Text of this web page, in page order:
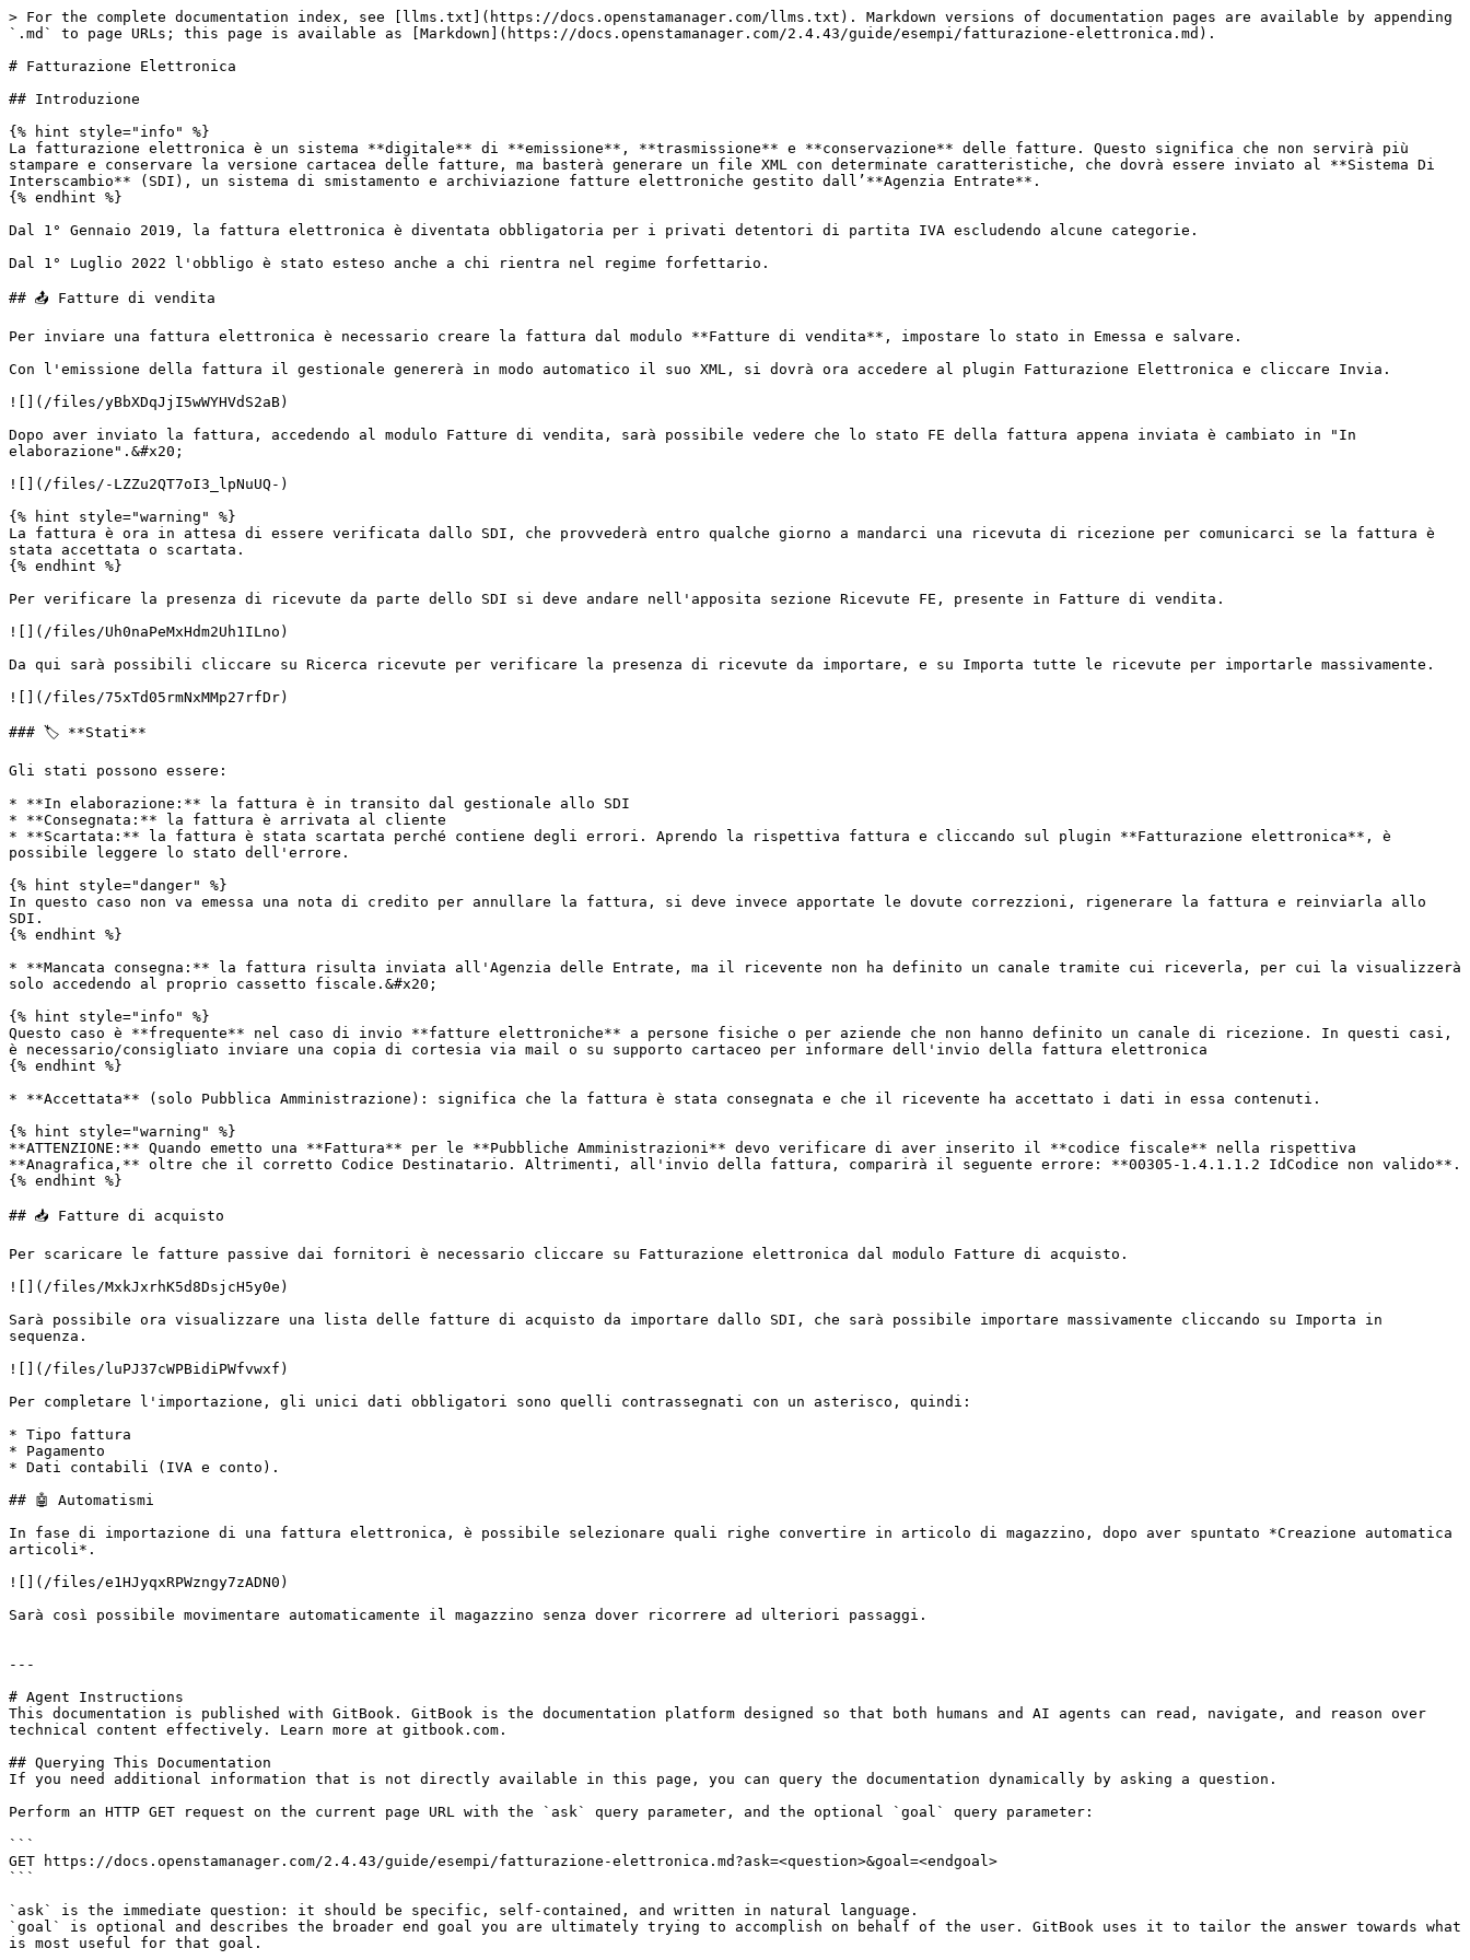
> For the complete documentation index, see [llms.txt](https://docs.openstamanager.com/llms.txt). Markdown versions of documentation pages are available by appending
`.md` to page URLs; this page is available as [Markdown](https://docs.openstamanager.com/2.4.43/guide/esempi/fatturazione-elettronica.md).
# Fatturazione Elettronica
## Introduzione
{% hint style="info" %}
La fatturazione elettronica è un sistema **digitale** di **emissione**, **trasmissione** e **conservazione** delle fatture. Questo significa che non servirà più
stampare e conservare la versione cartacea delle fatture, ma basterà generare un file XML con determinate caratteristiche, che dovrà essere inviato al **Sistema Di
Interscambio** (SDI), un sistema di smistamento e archiviazione fatture elettroniche gestito dall’**Agenzia Entrate**.
{% endhint %}
Dal 1° Gennaio 2019, la fattura elettronica è diventata obbligatoria per i privati detentori di partita IVA escludendo alcune categorie.
Dal 1° Luglio 2022 l'obbligo è stato esteso anche a chi rientra nel regime forfettario.
## 📤 Fatture di vendita
Per inviare una fattura elettronica è necessario creare la fattura dal modulo **Fatture di vendita**, impostare lo stato in Emessa e salvare.
Con l'emissione della fattura il gestionale genererà in modo automatico il suo XML, si dovrà ora accedere al plugin Fatturazione Elettronica e cliccare Invia.
![](/files/yBbXDqJjI5wWYHVdS2aB)
Dopo aver inviato la fattura, accedendo al modulo Fatture di vendita, sarà possibile vedere che lo stato FE della fattura appena inviata è cambiato in "In
elaborazione".&#x20;
![](/files/-LZZu2QT7oI3_lpNuUQ-)
{% hint style="warning" %}
La fattura è ora in attesa di essere verificata dallo SDI, che provvederà entro qualche giorno a mandarci una ricevuta di ricezione per comunicarci se la fattura è
stata accettata o scartata.
{% endhint %}
Per verificare la presenza di ricevute da parte dello SDI si deve andare nell'apposita sezione Ricevute FE, presente in Fatture di vendita.
![](/files/Uh0naPeMxHdm2Uh1ILno)
Da qui sarà possibili cliccare su Ricerca ricevute per verificare la presenza di ricevute da importare, e su Importa tutte le ricevute per importarle massivamente.
![](/files/75xTd05rmNxMMp27rfDr)
### 🏷️ **Stati**
Gli stati possono essere:
* **In elaborazione:** la fattura è in transito dal gestionale allo SDI
* **Consegnata:** la fattura è arrivata al cliente
* **Scartata:** la fattura è stata scartata perché contiene degli errori. Aprendo la rispettiva fattura e cliccando sul plugin **Fatturazione elettronica**, è
possibile leggere lo stato dell'errore.
{% hint style="danger" %}
In questo caso non va emessa una nota di credito per annullare la fattura, si deve invece apportate le dovute correzzioni, rigenerare la fattura e reinviarla allo
SDI.
{% endhint %}
* **Mancata consegna:** la fattura risulta inviata all'Agenzia delle Entrate, ma il ricevente non ha definito un canale tramite cui riceverla, per cui la visualizzerà
solo accedendo al proprio cassetto fiscale.&#x20;
{% hint style="info" %}
Questo caso è **frequente** nel caso di invio **fatture elettroniche** a persone fisiche o per aziende che non hanno definito un canale di ricezione. In questi casi,
è necessario/consigliato inviare una copia di cortesia via mail o su supporto cartaceo per informare dell'invio della fattura elettronica
{% endhint %}
* **Accettata** (solo Pubblica Amministrazione): significa che la fattura è stata consegnata e che il ricevente ha accettato i dati in essa contenuti.
{% hint style="warning" %}
**ATTENZIONE:** Quando emetto una **Fattura** per le **Pubbliche Amministrazioni** devo verificare di aver inserito il **codice fiscale** nella rispettiva
**Anagrafica,** oltre che il corretto Codice Destinatario. Altrimenti, all'invio della fattura, comparirà il seguente errore: **00305-1.4.1.1.2 IdCodice non valido**.
{% endhint %}
## 📥 Fatture di acquisto
Per scaricare le fatture passive dai fornitori è necessario cliccare su Fatturazione elettronica dal modulo Fatture di acquisto.
![](/files/MxkJxrhK5d8DsjcH5y0e)
Sarà possibile ora visualizzare una lista delle fatture di acquisto da importare dallo SDI, che sarà possibile importare massivamente cliccando su Importa in
sequenza.
![](/files/luPJ37cWPBidiPWfvwxf)
Per completare l'importazione, gli unici dati obbligatori sono quelli contrassegnati con un asterisco, quindi:
* Tipo fattura
* Pagamento
* Dati contabili (IVA e conto).
## 🤖 Automatismi
In fase di importazione di una fattura elettronica, è possibile selezionare quali righe convertire in articolo di magazzino, dopo aver spuntato *Creazione automatica
articoli*.
![](/files/e1HJyqxRPWzngy7zADN0)
Sarà così possibile movimentare automaticamente il magazzino senza dover ricorrere ad ulteriori passaggi.
---
# Agent Instructions
This documentation is published with GitBook. GitBook is the documentation platform designed so that both humans and AI agents can read, navigate, and reason over
technical content effectively. Learn more at gitbook.com.
## Querying This Documentation
If you need additional information that is not directly available in this page, you can query the documentation dynamically by asking a question.
Perform an HTTP GET request on the current page URL with the `ask` query parameter, and the optional `goal` query parameter:
```
GET https://docs.openstamanager.com/2.4.43/guide/esempi/fatturazione-elettronica.md?ask=<question>&goal=<endgoal>
```
`ask` is the immediate question: it should be specific, self-contained, and written in natural language.
`goal` is optional and describes the broader end goal you are ultimately trying to accomplish on behalf of the user. GitBook uses it to tailor the answer towards what
is most useful for that goal.